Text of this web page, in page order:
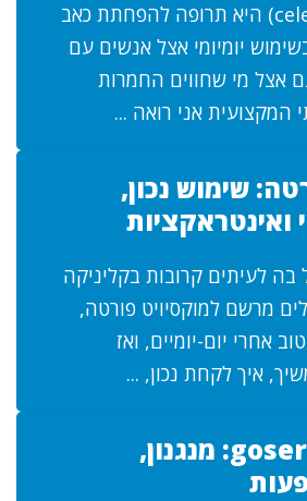
סלקוקסיב (celecoxib) היא תרופה להפחתת כאב
יומיומי אצל אנשים עם
אצל מי שחווים החמרות
המקצועית אני רואה ...
שימוש נכון,
ואינטראקציות
לעיתים קרובות בקליניקה
מרשם למוקסיויט פורטה,
אחרי יום-יומיים, ואז
איך לקחת נכון, ...
גוסרלין goserelin: מנגנון,